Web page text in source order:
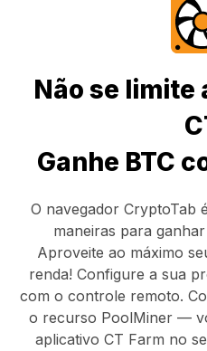
Não se limite
Ganhe BTC
O navegador CryptoTab
maneiras para
Aproveite ao máximo
renda! Configure a sua
com o controle remoto.
o recurso PoolMiner—
aplicativo CT Farm no